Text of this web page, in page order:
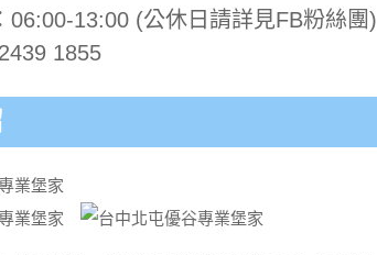
06:00-13:00 (公休日請詳見FB粉絲團)
1855